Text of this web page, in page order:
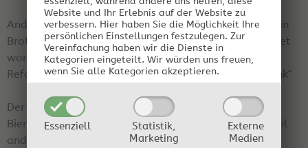
Website und Ihr Erlebnis auf der Website zu
verbessern. Hier haben Sie die Möglichkeit Ihre
persönlichen Einstellungen festzulegen. Zur
Vereinfachung haben wir die Dienste in
Kategorien eingeteilt. Wir würden uns freuen,
wenn Sie alle Kategorien akzeptieren.
Essenziell
Statistik,
Marketing
Externe
Medien
Anders sieht es sicher beim Kwas aus, das ist dann ein
Brotwein, das Rezept ist hier schon mehrfach gepostet
worden. Einfach nach Kwas oder Brotwein suchen.
Reformhauskunden kennen sicher auch den "Brottrunk"
Der Jodtest, sowie das Grünmalz kommen aus der
Bierherstellung, denn Brot ist ja letztendlich nicht viel
anders als Getreide also Korn. Das Grünmalz wird